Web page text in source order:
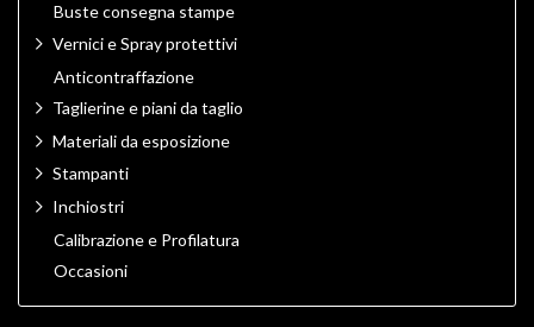
Buste consegna stampe
Vernici e Spray protettivi
Anticontraffazione
Taglierine e piani da taglio
Materiali da esposizione
Stampanti
Inchiostri
Calibrazione e Profilatura
Occasioni